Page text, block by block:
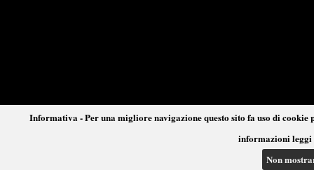
Informativa - Per una migliore navigazione questo sito fa uso di
informazioni leggi
Non